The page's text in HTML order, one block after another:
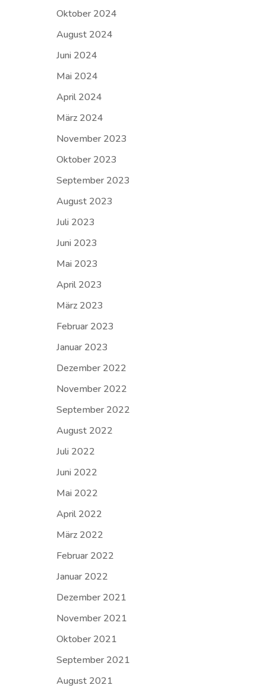
Oktober 2024
August 2024
Juni 2024
Mai 2024
April 2024
März 2024
November 2023
Oktober 2023
September 2023
August 2023
Juli 2023
Juni 2023
Mai 2023
April 2023
März 2023
Februar 2023
Januar 2023
Dezember 2022
November 2022
September 2022
August 2022
Juli 2022
Juni 2022
Mai 2022
April 2022
März 2022
Februar 2022
Januar 2022
Dezember 2021
November 2021
Oktober 2021
September 2021
August 2021